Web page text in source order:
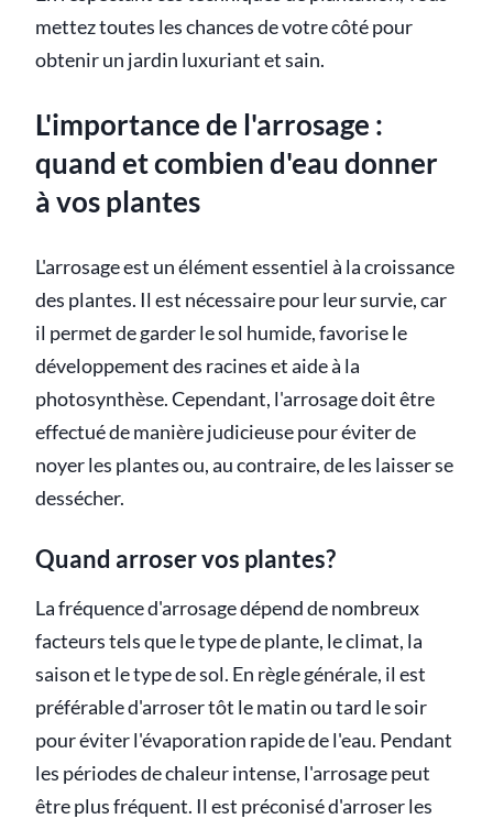
mettez toutes les chances de votre côté pour
obtenir un jardin luxuriant et sain.
L'importance de l'arrosage :
quand et combien d'eau donner
à vos plantes
L'arrosage est un élément essentiel à la croissance
des plantes. Il est nécessaire pour leur survie, car
il permet de garder le sol humide, favorise le
développement des racines et aide à la
photosynthèse. Cependant, l'arrosage doit être
effectué de manière judicieuse pour éviter de
noyer les plantes ou, au contraire, de les laisser se
dessécher.
Quand arroser vos plantes?
La fréquence d'arrosage dépend de nombreux
facteurs tels que le type de plante, le climat, la
saison et le type de sol. En règle générale, il est
préférable d'arroser tôt le matin ou tard le soir
pour éviter l'évaporation rapide de l'eau. Pendant
les périodes de chaleur intense, l'arrosage peut
être plus fréquent. Il est préconisé d'arroser les